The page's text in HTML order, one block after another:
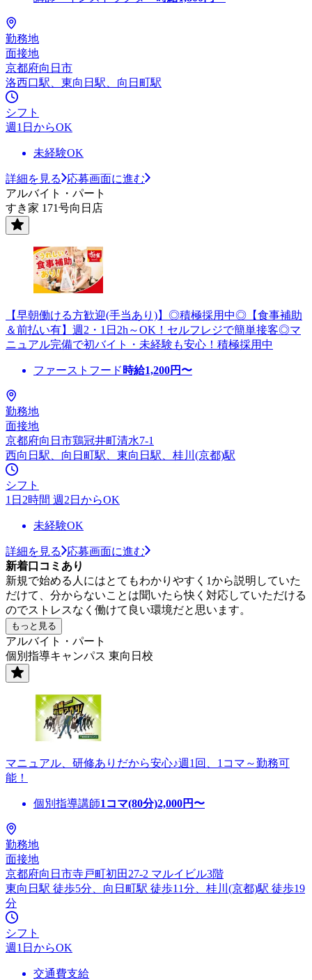
勤務地
面接地
京都府向日市
洛西口駅、東向日駅、向日町駅
シフト
週1日からOK
未経験OK
詳細を見る
応募画面に進む
アルバイト・パート
すき家 171号向日店
【早朝働ける方歓迎(手当あり)】◎積極採用中◎【食事補助
＆前払い有】週2・1日2h～OK！セルフレジで簡単接客◎マ
ニュアル完備で初バイト・未経験も安心！積極採用中
ファーストフード 時給1,200円〜
勤務地
面接地
京都府向日市鶏冠井町清水7-1
西向日駅、向日町駅、東向日駅、桂川(京都)駅
シフト
1日2時間 週2日からOK
未経験OK
詳細を見る
応募画面に進む
新着口コミあり
新規で始める人にはとてもわかりやすく1から説明していた
だけて、分からないことは聞いたら快く対応していただける
のでストレスなく働けて良い環境だと思います。
もっと見る
アルバイト・パート
個別指導キャンパス 東向日校
マニュアル、研修ありだから安心♪週1回、1コマ～勤務可
能！
個別指導講師1コマ(80分)2,000円〜
勤務地
面接地
京都府向日市寺戸町初田27-2 マルイビル3階
東向日駅 徒歩5分、向日町駅 徒歩11分、桂川(京都)駅 徒歩19
分
シフト
週1日からOK
交通費支給